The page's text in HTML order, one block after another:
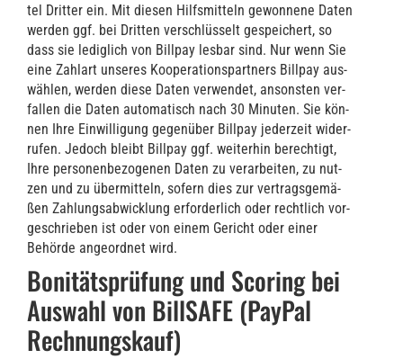
tel Drit­ter ein. Mit die­sen Hilfs­mit­teln gewon­ne­ne Daten
wer­den ggf. bei Drit­ten ver­schlüs­selt gespei­chert, so
dass sie ledig­lich von Bill­pay les­bar sind. Nur wenn Sie
eine Zahl­art unse­res Koope­ra­ti­ons­part­ners Bill­pay aus­
wäh­len, wer­den die­se Daten ver­wen­det, ansons­ten ver­
fal­len die Daten auto­ma­tisch nach 30 Minu­ten. Sie kön­
nen Ihre Ein­wil­li­gung gegen­über Bill­pay jeder­zeit wider­
ru­fen. Jedoch bleibt Bill­pay ggf. wei­ter­hin berech­tigt,
Ihre per­so­nen­be­zo­ge­nen Daten zu ver­ar­bei­ten, zu nut­
zen und zu über­mit­teln, sofern dies zur ver­trags­ge­mä­
ßen Zah­lungs­ab­wick­lung erfor­der­lich oder recht­lich vor­
ge­schrie­ben ist oder von einem Gericht oder einer
Behör­de ange­ord­net wird.
Bonitätsprüfung und Scoring bei
Auswahl von BillSAFE (PayPal
Rechnungskauf)